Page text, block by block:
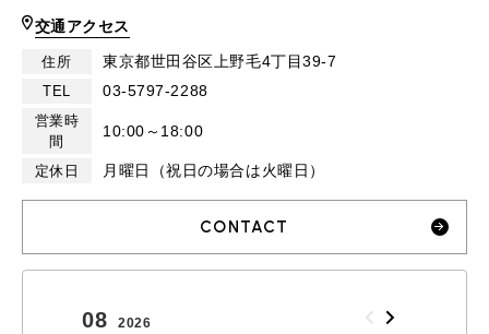
交通アクセス
住所 東京都世田谷区上野毛4丁目39-7
TEL 03-5797-2288
営業時
間
10:00～18:00
定休日 月曜日（祝日の場合は火曜日）
CONTACT
08 2026